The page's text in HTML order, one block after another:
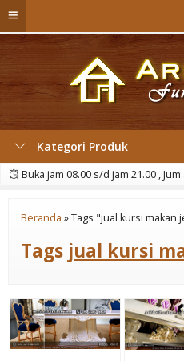
Kategori Produk
Buka jam 08.00 s/d jam 21.00 ,
Beranda »Tags "jual kursi makan
Tags jual kursi